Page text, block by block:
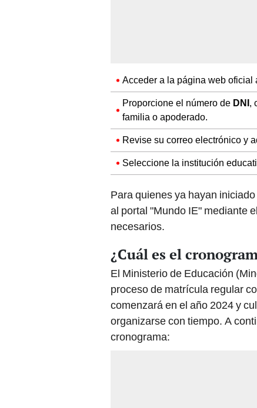
Acceder a la página web oficial
Proporcione el número de DNI ,
familia o apoderado.
Revise su correo electrónico y
Seleccione la institución
Para quienes ya hayan
al portal "Mundo IE" mediante
necesarios.
¿Cuál es el
El Ministerio de Educación
proceso de matrícula regular
comenzará en el año 2024 y
organizarse con tiempo. A
cronograma: